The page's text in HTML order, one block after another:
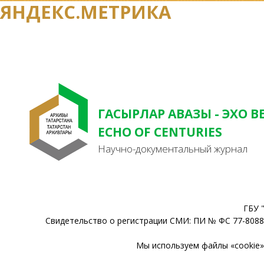
ЯНДЕКС.МЕТРИКА
ГАСЫРЛАР АВАЗЫ - ЭХО
ECHO OF CENTURIES
Научно-документальный журнал
ГБУ
Свидетельство о регистрации СМИ: ПИ № ФС 77-
Мы используем файлы «cookie»